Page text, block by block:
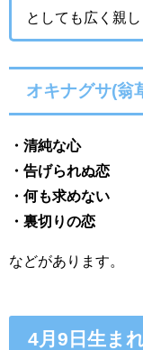
としても広く親
オキナグサ(翁
・清純な心
・告げられぬ恋
・何も求めない
・裏切りの恋
などがあります。
4月9日生ま